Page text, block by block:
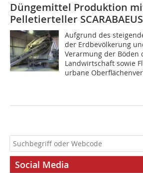
Düngemittel Produktion
Pelletierteller SCARABAEUS
Aufgrund des
der Erdbevölkerung
Verarmung der Böden
Landwirtschaft sowie
urbane
Social Media